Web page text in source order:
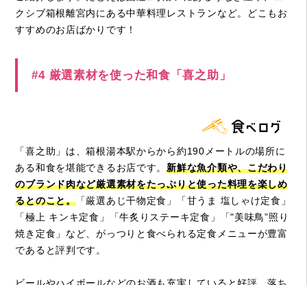
クシブ箱根離宮内にある中華料理レストランなど。どこもお
すすめのお店ばかりです！
#4 厳選素材を使った和食「喜之助」
「喜之助」は、箱根湯本駅からから約190メートルの場所に
ある和食を堪能できるお店です。新鮮な魚介類や、こだわり
のブランド肉など厳選素材をたっぷりと使った料理を楽しめ
るとのこと。「厳選あじ干物定食」「甘うま 塩しゃけ定食」
「極上 キンキ定食」「牛炙りステーキ定食」「"美味鳥”照り
焼き定食」など、がっつりと食べられる定食メニューが豊富
であると評判です。